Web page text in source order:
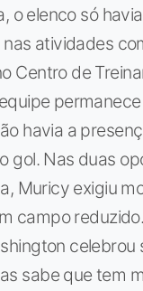
o elenco só
atividades
Centro de
havia a
gol. Nas duas
Muricy exigiu
campo reduzido.
celebrou
sabe que tem